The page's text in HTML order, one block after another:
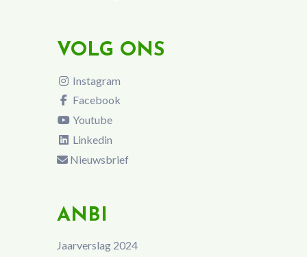
VOLG ONS
Instagram
Facebook
Youtube
Linkedin
Nieuwsbrief
ANBI
Jaarverslag 2024